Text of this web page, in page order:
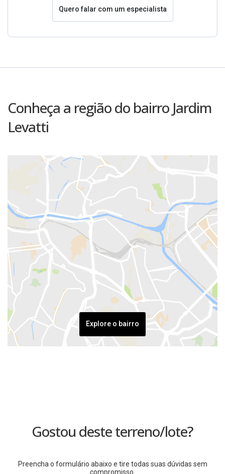
Quero falar com um especialista
Conheça a região do bairro Jardim
Levatti
Explore o bairro
Gostou deste terreno/lote?
Preencha o formulário abaixo e tire todas suas dúvidas sem
compromisso.